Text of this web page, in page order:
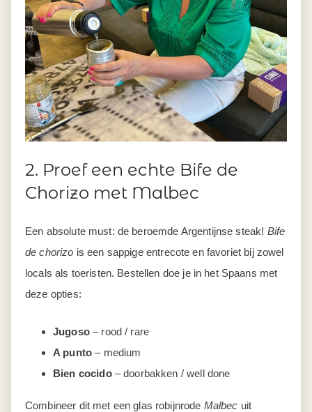
2. Proef een echte Bife de
Chorizo met Malbec
Een absolute must: de beroemde Argentijnse steak! Bife
de chorizo is een sappige entrecote en favoriet bij zowel
locals als toeristen. Bestellen doe je in het Spaans met
deze opties:
Jugoso– rood / rare
A punto – medium
Bien cocido– doorbakken / well done
Combineer dit met een glas robijnrode Malbec uit